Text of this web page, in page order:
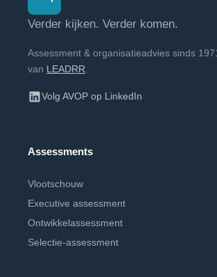
Verder kijken. Verder komen.
Assessment & organisatieadvies sinds
van LEADRR
Volg AVOP op LinkedIn
Assessments
Vlootschouw
Executive assessment
Ontwikkelassessment
Selectie-assessment